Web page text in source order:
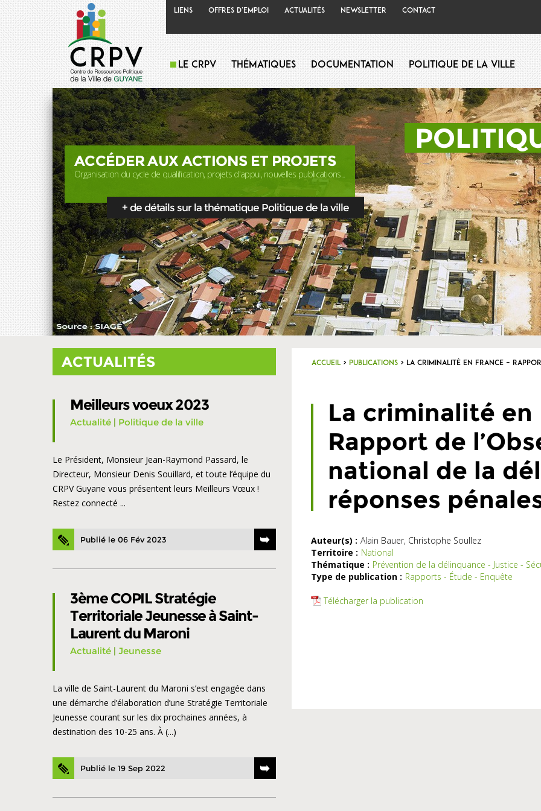
Liens Offres d'emploi Actualités Newsletter Contact
Le CRPV Thématiques Documentation Politique de la Ville
ACCÉDER AUX ACTIONS ET PROJETS
Organisation du cycle de qualification, projets d'appui, nouvelles publications...
+ de détails sur la thématique Politique de la ville
Accueil > Publications > La criminalité en France –
La criminalité en
Rapport de
national de la
réponses
Auteur(s) : Alain Bauer, Christophe Soullez
Territoire : National
Thématique : Prévention de la délinquance - Justice -
Type de publication : Rapports - Étude - Enquête
Télécharger la publication
ACTUALITÉS
Meilleurs voeux 2023
Actualité | Politique de la ville
Le Président, Monsieur Jean-Raymond Passard, le
Directeur, Monsieur Denis Souillard, et toute l’équipe du
CRPV Guyane vous présentent leurs Meilleurs Vœux !
Restez connecté ...
Publié le 06 Fév 2023
3ème COPIL Stratégie
Territoriale Jeunesse à Saint-
Laurent du Maroni
Actualité | Jeunesse
La ville de Saint-Laurent du Maroni s’est engagée dans
une démarche d’élaboration d’une Stratégie Territoriale
Jeunesse courant sur les dix prochaines années, à
destination des 10-25 ans. À (...)
Publié le 19 Sep 2022